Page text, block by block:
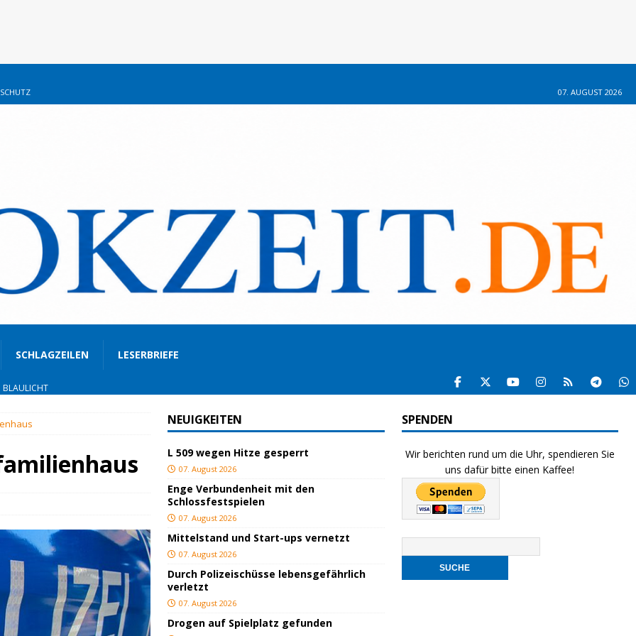
07. AUGUST 2026
SCHLAGZEILEN LESERBRIEFE
JUGEND/BILDUNG
TOP
verletzt BLAULICHT
NEUIGKEITEN
L 509 wegen Hitze gesperrt
07. August 2026
Enge Verbundenheit mit den
Schlossfestspielen
07. August 2026
Mittelstand und Start-ups vernetzt
07. August 2026
Durch Polizeischüsse lebensgefährlich
verletzt
07. August 2026
Drogen auf Spielplatz gefunden
SPENDEN
Wir berichten rund um die Uhr, spendieren Sie
uns dafür bitte einen Kaffee!